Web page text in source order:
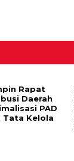
Rapat
Daerah
PAD
Tata Kelola